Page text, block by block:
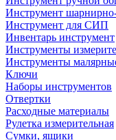
Инструмент
Инструмент для СИП
Инвентарь инструмент
Инструменты
Инструменты
Ключи
Наборы инструментов
Отвертки
Расходные материалы
Рулетка измерительная
Сумки, ящики